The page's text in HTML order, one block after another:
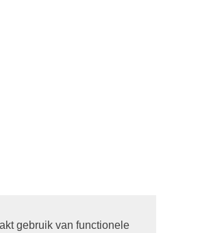
gebruik van functionele